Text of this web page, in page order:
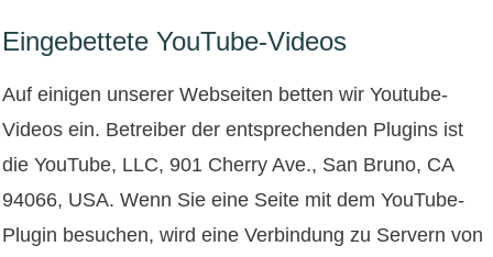
Eingebettete YouTube-Videos
Auf einigen unserer Webseiten betten wir Youtube-
Videos ein. Betreiber der entsprechenden Plugins ist
die YouTube, LLC, 901 Cherry Ave., San Bruno, CA
94066, USA. Wenn Sie eine Seite mit dem YouTube-
Plugin besuchen, wird eine Verbindung zu Servern von